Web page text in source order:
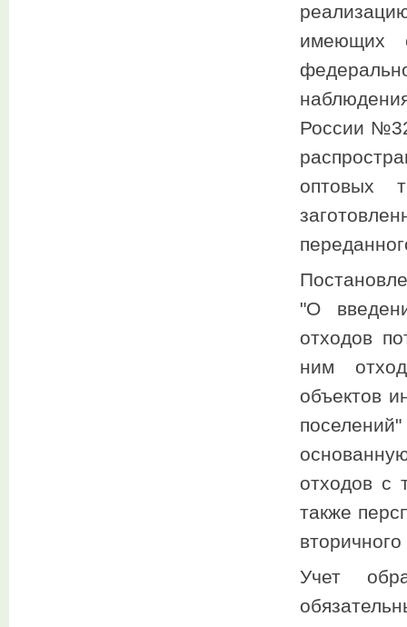
имеющих
России
оптовых
"О
отходов
ним
объектов
отходов с
также
Учет